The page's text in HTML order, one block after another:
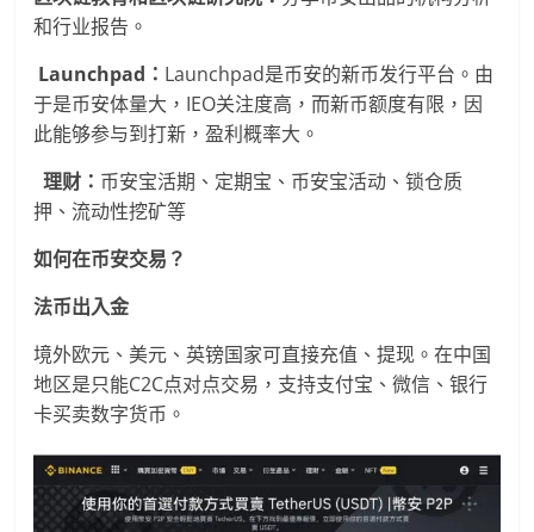
和行业报告。
Launchpad ： Launchpad是币安的新币发行平台。由
于是币安体量大，IEO关注度高，而新币额度有限，因
此能够参与到打新，盈利概率大。
理财： 币安宝活期、定期宝、币安宝活动、锁仓质
押、流动性挖矿等
如何在币安交易？
法币出入金
境外欧元、美元、英镑国家可直接充值、提现。在中国
地区是只能C2C点对点交易，支持支付宝、微信、银行
卡买卖数字货币。